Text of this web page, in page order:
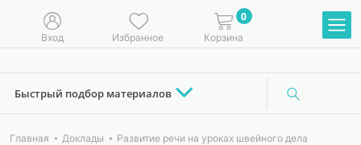
Вход Избранное
0
Корзина
Быстрый подбор материалов
Главная Доклады Развитие речи на уроках швейного дела